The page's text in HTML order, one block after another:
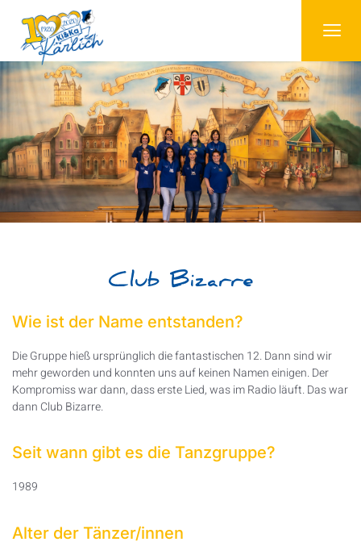
Club Bizarre
Wie ist der Name entstanden?
Die Gruppe hieß ursprünglich die fantastischen 12. Dann sind wir
mehr geworden und konnten uns auf keinen Namen einigen. Der
Kompromiss war dann, dass erste Lied, was im Radio läuft. Das war
dann Club Bizarre.
Seit wann gibt es die Tanzgruppe?
1989
Alter der Tänzer/innen